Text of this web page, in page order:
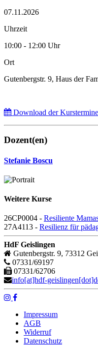
07.11.2026
Uhrzeit
10:00 - 12:00 Uhr
Ort
Gutenbergstr. 9, Haus der
Download der Kurstermine
Dozent(en)
Stefanie Boscu
Weitere Kurse
26CP0004 - Resiliente
27A4113 - Resilienz für
HdF Geislingen
Gutenbergstr. 9, 73312
07331/69197
07331/62706
info[at]hdf-
Impressum
AGB
Widerruf
Datenschutz